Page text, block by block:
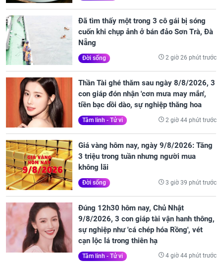
Đã tìm thấy một trong 3 cô gái bị sóng
cuốn khi chụp ảnh ở bán đảo Sơn Trà, Đà
Nẵng
Đời sống 2 giờ 26 phút trước
Thần Tài ghé thăm sau ngày 8/8/2026, 3
con giáp đón nhận 'cơn mưa may mắn',
tiền bạc dồi dào, sự nghiệp thăng hoa
Tâm linh - Tử vi 2 giờ 44 phút trước
Giá vàng hôm nay, ngày 9/8/2026: Tăng
3 triệu trong tuần nhưng người mua
không lãi
Đời sống 3 giờ 39 phút trước
Đúng 12h30 hôm nay, Chủ Nhật
9/8/2026, 3 con giáp tài vận hanh thông,
sự nghiệp như 'cá chép hóa Rồng', vét
cạn lộc lá trong thiên hạ
Tâm linh - Tử vi 4 giờ 44 phút trước